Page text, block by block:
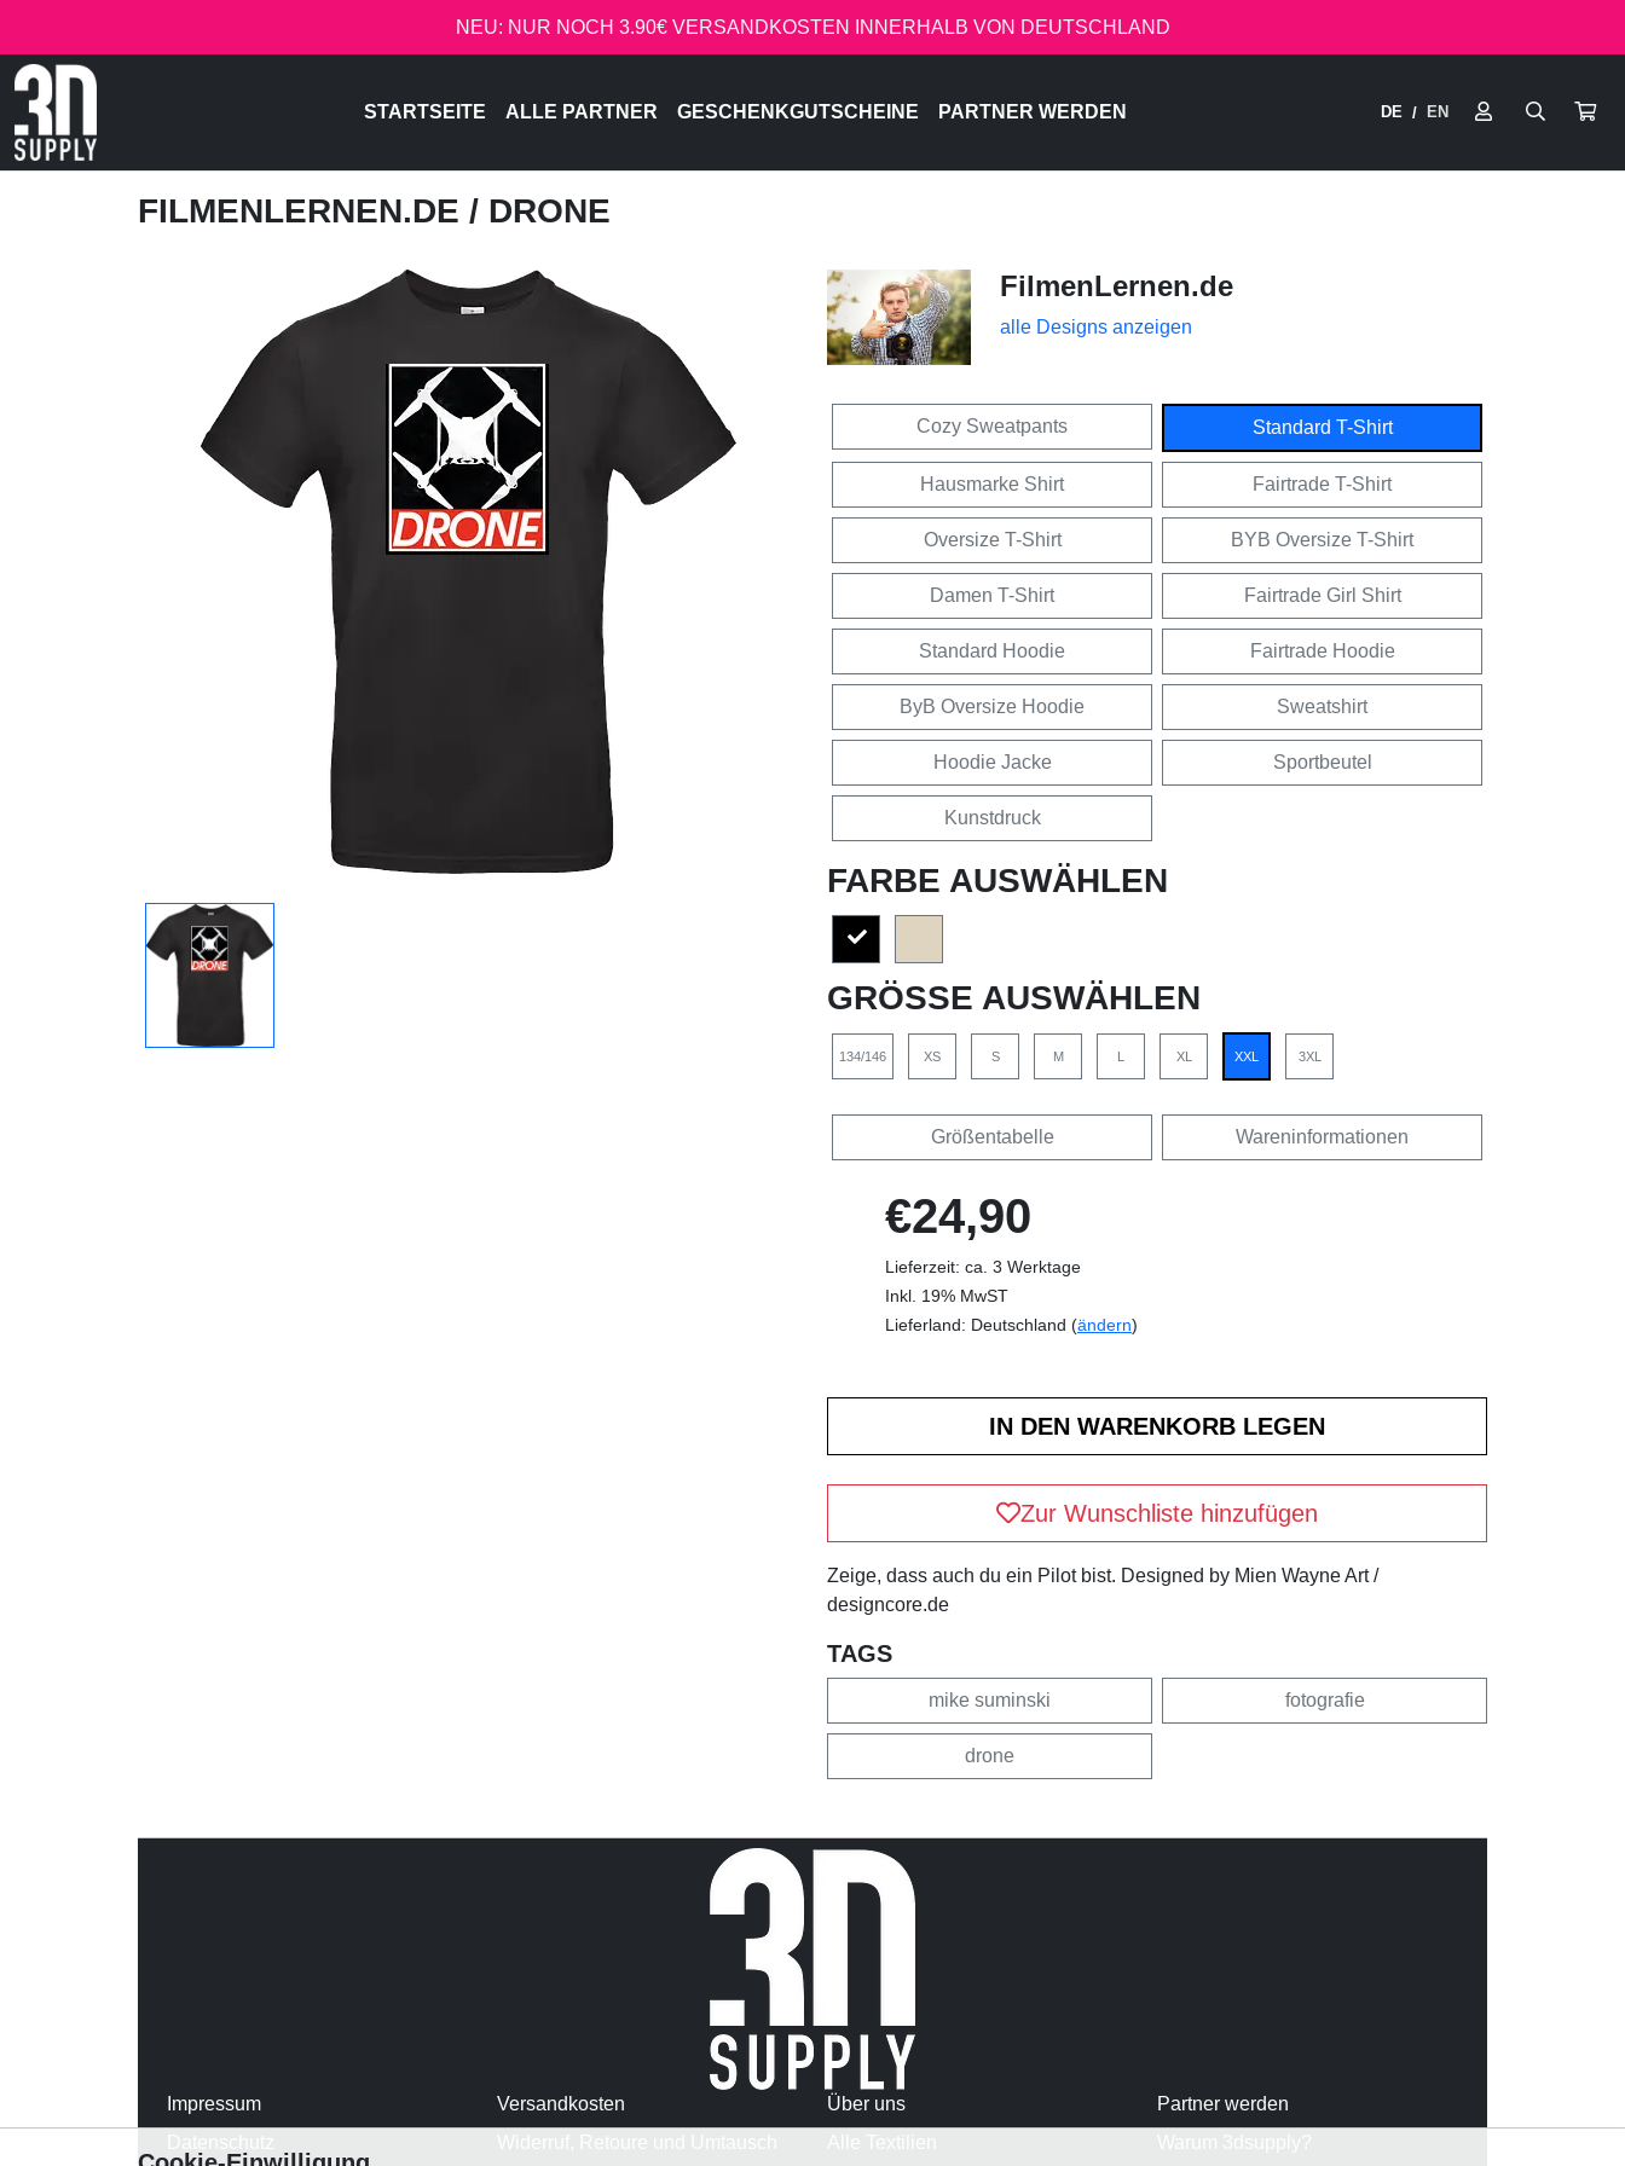
NEU: NUR NOCH 3.90€ VERSANDKOSTEN INNERHALB VON DEUTSCHLAND
STARTSEITE ALLE PARTNER GESCHENKGUTSCHEINE PARTNER WERDEN DE / EN
FILMENLERNEN.DE / DRONE
FilmenLernen.de
alle Designs anzeigen
Cozy Sweatpants Standard T-Shirt
Hausmarke Shirt Fairtrade T-Shirt
Oversize T-Shirt BYB Oversize T-Shirt
Damen T-Shirt Fairtrade Girl Shirt
Standard Hoodie Fairtrade Hoodie
ByB Oversize Hoodie Sweatshirt
Hoodie Jacke Sportbeutel
Kunstdruck
FARBE AUSWÄHLEN
GRÖSSE AUSWÄHLEN
134/146 XS S M L XL XXL 3XL
Größentabelle Wareninformationen
€24,90
Lieferzeit: ca. 3 Werktage
Inkl. 19% MwST
Lieferland: Deutschland (ändern)
Zur Wunschliste hinzufügen
Zeige, dass auch du ein Pilot bist. Designed by Mien Wayne Art /
designcore.de
TAGS
mike suminski fotografie
drone
Impressum
Versandkosten
Über uns
Partner werden